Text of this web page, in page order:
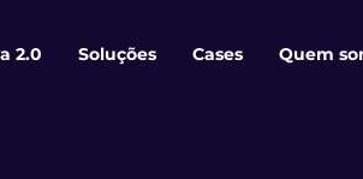
2.0 Soluções Cases Quem